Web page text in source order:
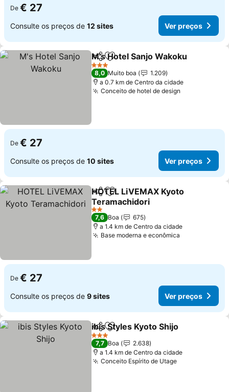
De € 27
Consulte os preços de 12 sites Ver preços
PartilharAdicionar aos favoritos
M's Hotel Sanjo Wakoku
3 Estrelas
8,0 Muito boa
1.209
a 0.7 km de Centro da cidade
Conceito de hotel de design
De € 27
Consulte os preços de 10 sites Ver preços
PartilharAdicionar aos favoritos
HOTEL LiVEMAX Kyoto
Teramachidori
Ver preços
2 Estrelas
7,6 Boa
675
a 1.4 km de Centro da cidade
Base moderna e econômica
De € 27
Consulte os preços de 9 sites Ver preços
PartilharAdicionar aos favoritos
ibis Styles Kyoto Shijo
3 Estrelas
7,7 Boa
2.638
a 1.4 km de Centro da cidade
Conceito Espírito de UtageVer preços